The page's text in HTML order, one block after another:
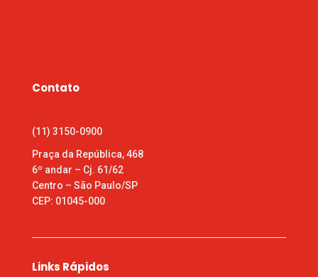
Contato
(11) 3150-0900
Praça da República, 468
6º andar – Cj. 61/62
Centro – São Paulo/SP
CEP: 01045-000
Links Rápidos